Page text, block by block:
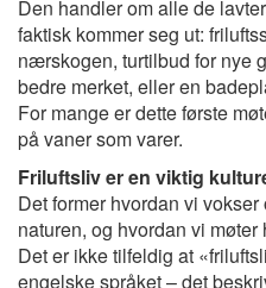
Den handler om alle de
faktisk kommer seg ut:
nærskogen, turtilbud for nye
bedre merket, eller en
For mange er dette første
på vaner som varer.
Friluftsliv er en viktig
Det former hvordan vi
naturen, og hvordan vi møter
Det er ikke tilfeldig at
engelske språket – det